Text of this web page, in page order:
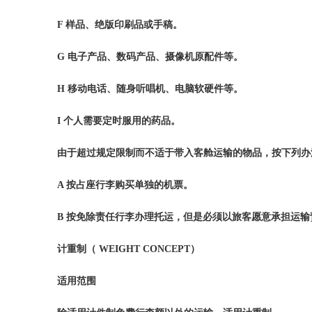
F 样品、绝版印刷品或手稿。
G 电子产品、数码产品、摄像机原配件等。
H 移动电话、随身听唱机、电脑软硬件等。
I 个人需要定时服用的药品。
由于超过规定限制而不适于带入客舱运输的物品，按下列办
A 按占座行李购买单独的机票。
B 按免除责任行李办理托运，但是必须以旅客愿意承担运输
计重制（ WEIGHT CONCEPT）
适用范围